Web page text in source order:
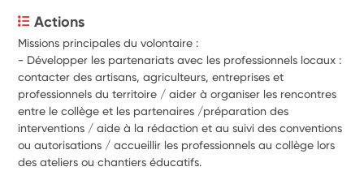
Actions
Missions principales du volontaire :
- Développer les partenariats avec les professionnels locaux :
contacter des artisans, agriculteurs, entreprises et
professionnels du territoire / aider à organiser les rencontres
entre le collège et les partenaires /préparation des
interventions / aide à la rédaction et au suivi des conventions
ou autorisations / accueillir les professionnels au collège lors
des ateliers ou chantiers éducatifs.